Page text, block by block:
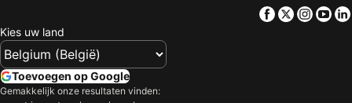
Hotels in Normandië
Hotels in Nederland
Hotels in Rhodos
Hotels in Gardameer
Facebook
Twitter
Kies uw land
Toevoegen op Google
Gemakkelijk onze resultaten vinden: